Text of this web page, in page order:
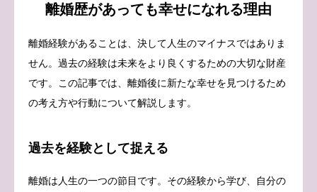
離婚歴があっても幸せになれる理由
離婚経験があることは、決して人生のマイナスではありま
せん。過去の経験は未来をより良くするための大切な財産
です。この記事では、離婚後に新たな幸せを見つけるため
の考え方や行動について解説します。
過去を経験として捉える
離婚は人生の一つの節目です。その経験から学び、自分の